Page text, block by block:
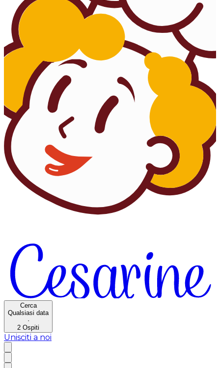
Cerca
Qualsiasi data
·
2 Ospiti
Unisciti a noi